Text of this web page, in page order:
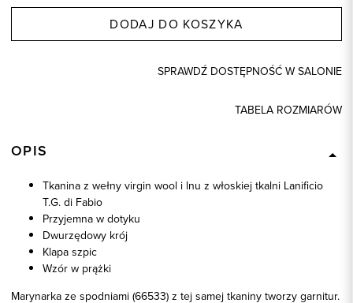
DODAJ DO KOSZYKA
SPRAWDŹ DOSTĘPNOŚĆ W SALONIE
TABELA ROZMIARÓW
OPIS
Tkanina z wełny virgin wool i lnu z włoskiej tkalni Lanificio
T.G. di Fabio
Przyjemna w dotyku
Dwurzędowy krój
Klapa szpic
Wzór w prążki
Marynarka ze spodniami (66533) z tej samej tkaniny tworzy garnitur.